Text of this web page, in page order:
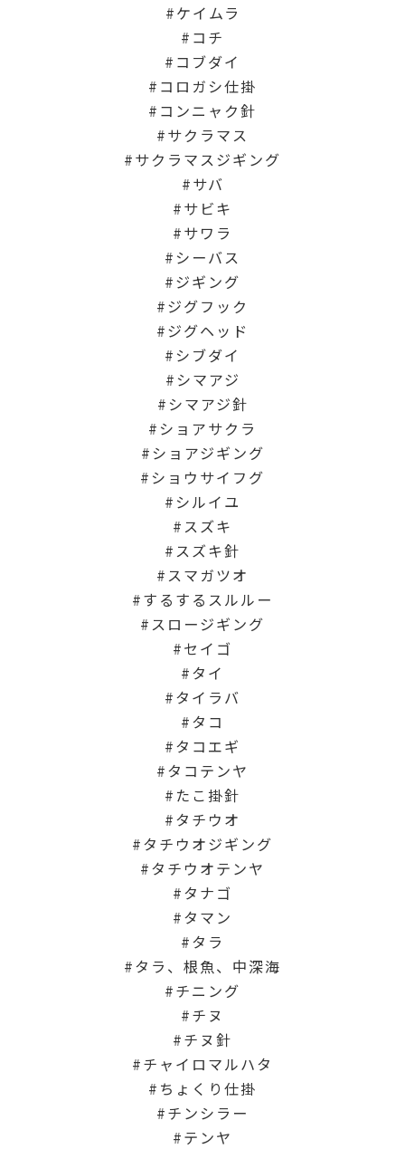
ケイムラ
コチ
コブダイ
コロガシ仕掛
コンニャク針
サクラマス
サクラマスジギング
サバ
サビキ
サワラ
シーバス
ジギング
ジグフック
ジグヘッド
シブダイ
シマアジ
シマアジ針
ショアサクラ
ショアジギング
ショウサイフグ
シルイユ
スズキ
スズキ針
スマガツオ
するするスルルー
スロージギング
セイゴ
タイ
タイラバ
タコ
タコエギ
タコテンヤ
たこ掛針
タチウオ
タチウオジギング
タチウオテンヤ
タナゴ
タマン
タラ
タラ、根魚、中深海
チニング
チヌ
チヌ針
チャイロマルハタ
ちょくり仕掛
チンシラー
テンヤ